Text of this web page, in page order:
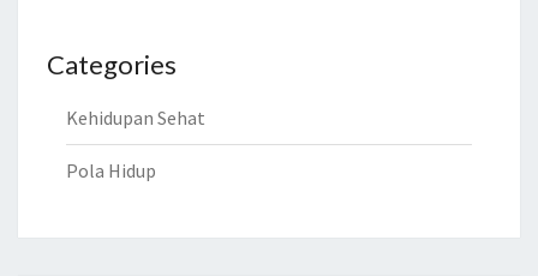
Categories
Kehidupan Sehat
Pola Hidup